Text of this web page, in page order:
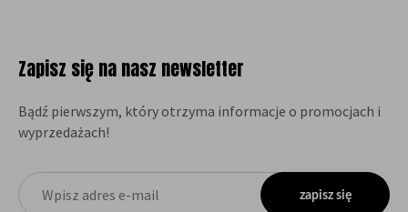
Zapisz się na nasz newsletter
Bądź pierwszym, który otrzyma informacje o promocjach i
wyprzedażach!
zapisz się